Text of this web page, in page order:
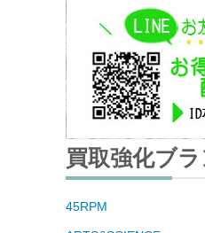
買取強化ブラ
45RPM